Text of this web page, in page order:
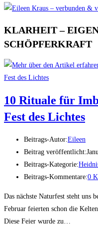
KLARHEIT –
SCHÖPFERKRAFT
10 Rituale für
Fest des Lichtes
Beitrags-Autor:Eileen
Beitrag veröffentlicht:
Beitrags-Kategorie:
Beitrags-Kommentare:0
Das nächste Naturfest steht uns
Februar feierten schon die
Diese Feier wurde zu…